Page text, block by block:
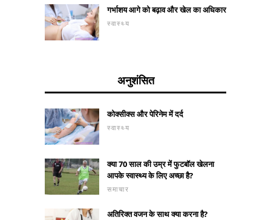
गर्भाशय आगे को बढ़ाव और खेल का अधिकार
स्वास्थ्य
अनुशंसित
कोक्सीक्स और पेरिनेम में दर्द
स्वास्थ्य
क्या 70 साल की उम्र में फुटबॉल खेलना
आपके स्वास्थ्य के लिए अच्छा है?
समाचार
अतिरिक्त वजन के साथ क्या करना है?